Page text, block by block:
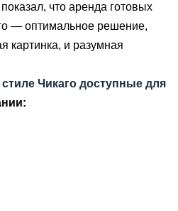
что аренда готовых
— оптимальное решение,
картинка, и разумная
Чикаго доступные для